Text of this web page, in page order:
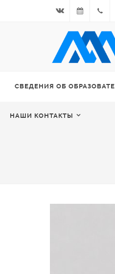
Вконтакте06.08.2026
- Чётная
+7
964
СВЕДЕНИЯ ОБ
НАШИ КОНТАКТЫ